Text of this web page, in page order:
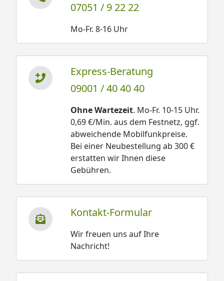
07051 / 9 22 22
Mo-Fr. 8-16 Uhr
Express-Beratung
09001 / 40 40 40
Ohne Wartezeit. Mo-Fr. 10-15 Uhr.
0,69 €/Min. aus dem Festnetz, ggf.
abweichende Mobilfunkpreise.
Bei einer Neubestellung ab 300 €
erstatten wir Ihnen diese
Gebühren.
Kontakt-Formular
Wir freuen uns auf Ihre
Nachricht!